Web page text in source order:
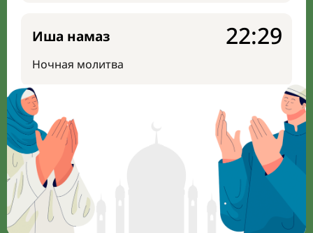
Иша намаз
Ночная молитва
22:29